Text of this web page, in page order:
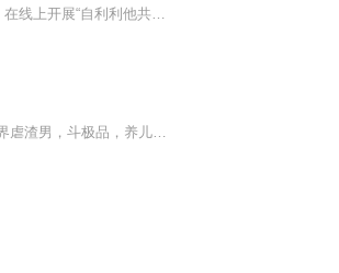
万和书院继自利利他之行，以“念念存天理，勤中利他因。秒秒不空过，自律助缘行”为宗旨，在线上开展“自利利他共修——十日论坛”，意是在每月的十日、二十日、三十日进行一次线上论坛分享，旨在为大家分享更多有利身心的信息，帮助大家更好地实践“自利...
陈晓晓得上天眷顾，死后拥有一方小世界，带着小世界穿越各个时空收集物种。在不同的世界虐渣男，斗极品，养儿女，修仙，农女，弃妇，娱乐圈影后，女囚，她经历着人间的各种身份，也经历着各种悲欢离合。内容标签： 随身空间 快穿 爽文